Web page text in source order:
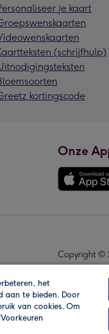
je kaart
(schrijfhulp)
kortingscode
Onze
Copyright ©
het
aan te bieden. Door
van cookies. Om